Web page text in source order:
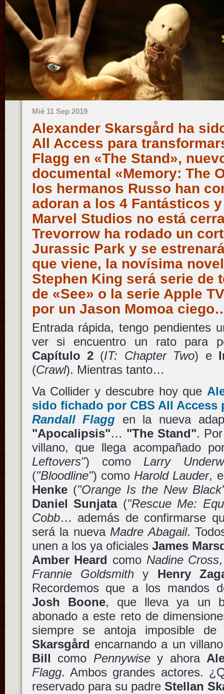
Mié 11 Sep 2019
Alexander Skarsgård ha
All Access para
Flagg en «The Stand»,
documental «Memory: The
los hermanos Russo han
adoran a los 4 Fantásticos
Marvel Studios no está
Trevorrow ha rodado un
Jurassic Park y se
que viene, la novísima
Stephen King será serie de
de «See» o la serie Apple
por un Jason Momoa
Entrada rápida, tengo pendientes
ver si encuentro un rato para
Capítulo 2(IT: Chapter Two) e
(Crawl). Mientras tanto…
Va Collider y descubre hoy que
sido fichado por CBS All Access
Randall Flagg en la nueva
"Apocalipsis"… "The Stand".
villano, que llega acompañado
Leftovers") como Larry
("Bloodline") como Harold Lauder,
Henke("Orange Is the New
Daniel Sunjata("Rescue Me:
Cobb… además de confirmarse
será la nueva Madre Abagail.
unen a los ya oficiales James
Amber Heard como Nadine Cross
Frannie Goldsmithy Henry
Recordemos que a los mandos
Josh Boone, que lleva ya un
abonado a este reto de
siempre se antoja imposible
Skarsgård encarnando a un
Bill como Pennywisey ahora
Flagg. Ambos grandes actores.
reservado para su padre Stellan